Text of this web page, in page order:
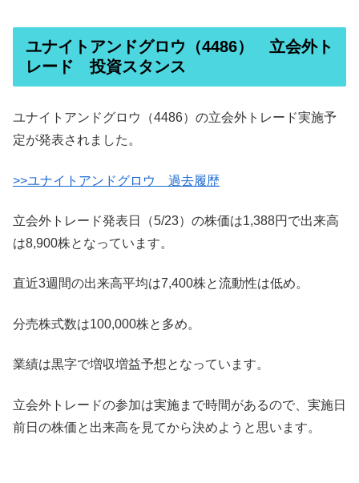
ユナイトアンドグロウ（4486） 立会外ト
レード 投資スタンス
ユナイトアンドグロウ（4486）の立会外トレード実施予
定が発表されました。
>>ユナイトアンドグロウ 過去履歴
立会外トレード発表日（5/23）の株価は1,388円で出来高
は8,900株となっています。
直近3週間の出来高平均は7,400株と流動性は低め。
分売株式数は100,000株と多め。
業績は黒字で増収増益予想となっています。
立会外トレードの参加は実施まで時間があるので、実施日
前日の株価と出来高を見てから決めようと思います。